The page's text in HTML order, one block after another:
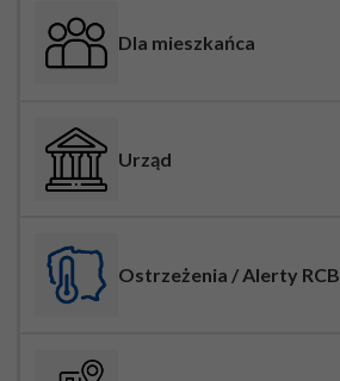
Dla mieszkańca
Urząd
Ostrzeżenia / Alerty RCB